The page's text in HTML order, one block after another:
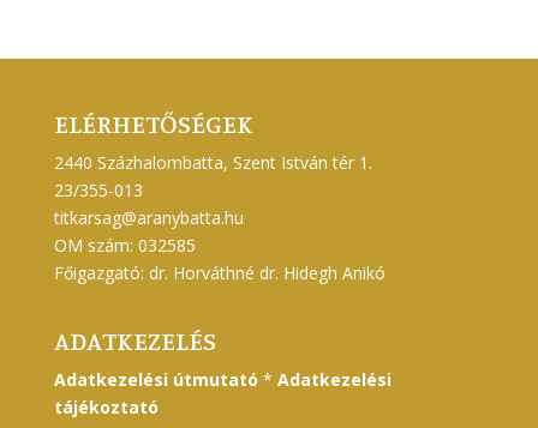
ELÉRHETŐSÉGEK
2440 Százhalombatta, Szent István tér 1.
23/355-013
titkarsag@aranybatta.hu
OM szám: 032585
Főigazgató: dr. Horváthné dr. Hidegh Anikó
ADATKEZELÉS
Adatkezelési útmutató * Adatkezelési
tájékoztató